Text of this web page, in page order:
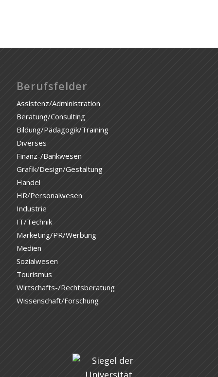
Berufsfelder
Assistenz/Administration
Beratung/Consulting
Bildung/Pädagogik/Training
Diverses
Finanz-/Bankwesen
Grafik/Design/Gestaltung
Handel
HR/Personalwesen
Industrie
IT/Technik
Marketing/PR/Werbung
Medien
Sozialwesen
Tourismus
Wirtschafts-/Rechtsberatung
Wissenschaft/Forschung